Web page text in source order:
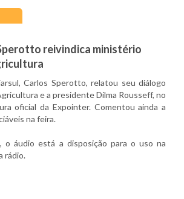
reivindica ministério
Carlos Sperotto, relatou seu diálogo
e a presidente Dilma Rousseff, no
oficial da Expointer. Comentou ainda a
na feira.
o áudio está a disposição para o uso na
rádio.